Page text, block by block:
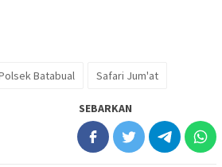
Batabual Safari Jum'at
SEBARKAN